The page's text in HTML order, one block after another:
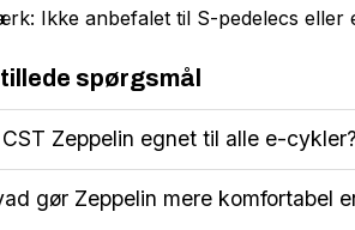
Ikke anbefalet til S-pedelecs
spørgsmål
CST Zeppelin egnet til alle e-cykler?
gør Zeppelin mere komfortabel